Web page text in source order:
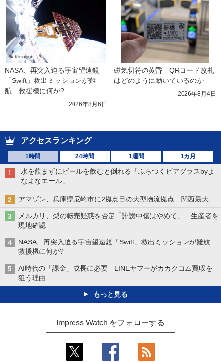
NASA、再突入迫る宇宙望遠鏡
「Swift」救出ミッションが難
航　救援機に何が?
2026年8月6日
磁気切符の黄昏　QRコード改札
はどのように動いているのか
2026年8月4日
アクセスランキング
1時間 24時間 1週間 1カ月
水を飲まずにビールを飲むと倒れる「ふらつくビアグラスbyよ
なよなエール」
アマゾン、兵庫県尼崎市に2拠点目の大型物流拠点 関西最大
メルカリ、梨の転売疑惑を否定「誹謗中傷はやめて」 生産者を
現地確認
NASA、再突入迫る宇宙望遠鏡「Swift」救出ミッションが難航
救援機に何が?
AI時代の「課金」成長に必要 LINEヤフーがカカクコム買収を
狙う理由
もっと見る
Impress Watch をフォローする